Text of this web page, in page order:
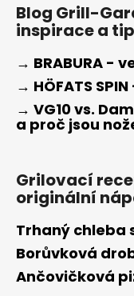
Blog Grill-
inspirace a
→ BRABURA -
→ HÖFATS
→ VG10 vs.
a proč jsou
Grilovací
originální
Trhaný chleba
Borůvková
Ančovičková